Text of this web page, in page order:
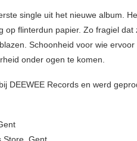
single uit het nieuwe album.
op flinterdun papier. Zo fragiel dat
Schoonheid voor wie
onder ogen te komen.
DEEWEE Records en werd